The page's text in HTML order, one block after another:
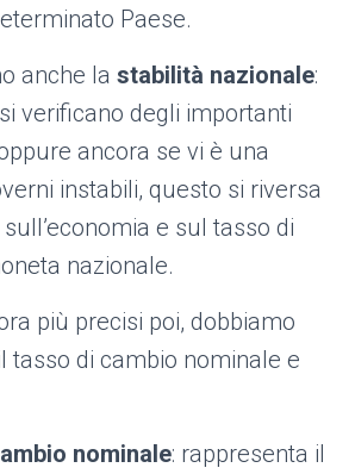
Paese.
anche la stabilità nazionale:
verificano degli importanti
ancora se vi è una
instabili, questo si riversa
e sul tasso di
nazionale.
più precisi poi, dobbiamo
tasso di cambio nominale e
nominale: rappresenta il